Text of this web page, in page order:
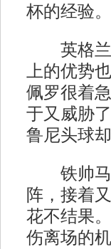
杯的经验。
英格兰
上的优势
佩罗很着
于又威胁
鲁尼头球
铁帅马
阵，接着
花不结果
伤离场的